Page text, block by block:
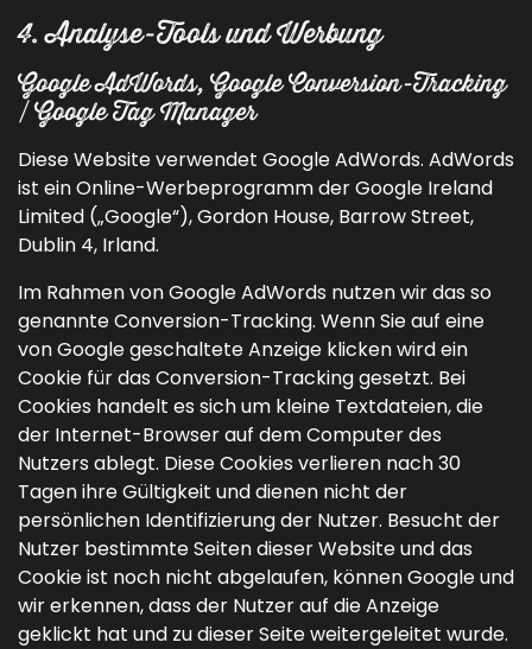
4. Analyse-Tools und Werbung
Google AdWords, Google Conversion-Tracking
/ Google Tag Manager
Diese Website verwendet Google AdWords. AdWords
ist ein Online-Werbeprogramm der Google Ireland
Limited („Google“), Gordon House, Barrow Street,
Dublin 4, Irland.
Im Rahmen von Google AdWords nutzen wir das so
genannte Conversion-Tracking. Wenn Sie auf eine
von Google geschaltete Anzeige klicken wird ein
Cookie für das Conversion-Tracking gesetzt. Bei
Cookies handelt es sich um kleine Textdateien, die
der Internet-Browser auf dem Computer des
Nutzers ablegt. Diese Cookies verlieren nach 30
Tagen ihre Gültigkeit und dienen nicht der
persönlichen Identifizierung der Nutzer. Besucht der
Nutzer bestimmte Seiten dieser Website und das
Cookie ist noch nicht abgelaufen, können Google und
wir erkennen, dass der Nutzer auf die Anzeige
geklickt hat und zu dieser Seite weitergeleitet wurde.